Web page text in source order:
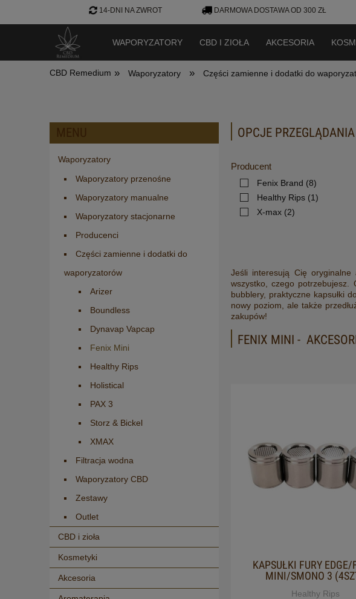
14-DNI NA ZWROT DARMOWA DOSTAWA OD 300 ZŁ
WAPORYZATORY CBD I ZIOŁA AKCESORIA
CBD Remedium » Waporyzatory » Części zamienne i dodatki do
Waporyzatory
Waporyzatory przenośne
Waporyzatory manualne
Waporyzatory stacjonarne
Producenci
Części zamienne i dodatki do
waporyzatorów
Arizer
Boundless
Dynavap Vapcap
Fenix Mini
Healthy Rips
Holistical
PAX 3
Storz & Bickel
XMAX
Filtracja wodna
Waporyzatory CBD
Zestawy
Outlet
CBD i zioła
Kosmetyki
Akcesoria
OPCJE PRZEGLĄDANIA
Producent
Fenix Brand (8)
Healthy Rips (1)
X-max (2)
Jeśli interesują Cię
wszystko, czego potrzebujesz.
bubblery, praktyczne kapsułki
nowy poziom, ale także
zakupów!
FENIX MINI -
KAPSUŁKI FURY EDGE/
MINI/SMONO 3
Healthy Rips